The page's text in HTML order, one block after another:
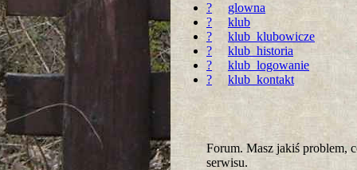
?
glowna
?
klub
?
klub_klubowicze
?
klub_historia
?
klub_logowanie
?
klub_kontakt
Forum. Masz jakiś problem,
serwisu.